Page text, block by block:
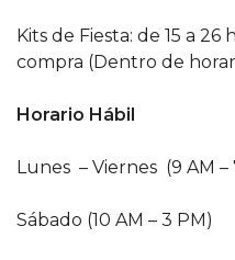
Kits de Fiesta: de 15 a
compra (Dentro de
Horario Hábil
Lunes – Viernes (9 AM –
Sábado (10 AM – 3 PM)